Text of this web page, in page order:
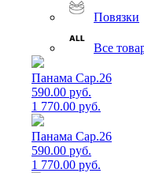
Повязки
Все
Панама Cap.26
590.00 руб.
1 770.00 руб.
Панама Cap.26
590.00 руб.
1 770.00 руб.